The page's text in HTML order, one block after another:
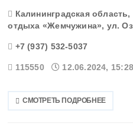
Калининградская
отдыха «Жемчужина», ул.
+7 (937) 532-5037
115550 12.06.2024, 15:28
СМОТРЕТЬ ПОДРОБНЕЕ